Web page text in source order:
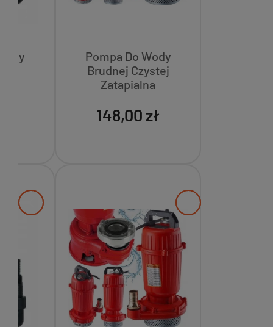
Pompa Do Wody
Brudnej Czystej
Zatapialna
1600W 1' Cal Mp0701
148,00 zł